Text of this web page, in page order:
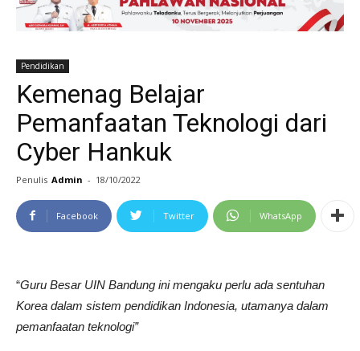
Pendidikan
Kemenag Belajar
Pemanfaatan Teknologi dari
Cyber Hankuk
Penulis Admin - 18/10/2022
Facebook Twitter WhatsApp
“Guru Besar UIN Bandung ini mengaku perlu ada sentuhan
Korea dalam sistem pendidikan Indonesia, utamanya dalam
pemanfaatan teknologi”